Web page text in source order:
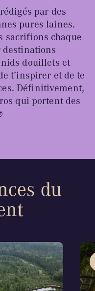
par des
pures laines.
sacrifions chaque
douillets et
t’inspirer et de te
Définitivement,
qui portent des
du